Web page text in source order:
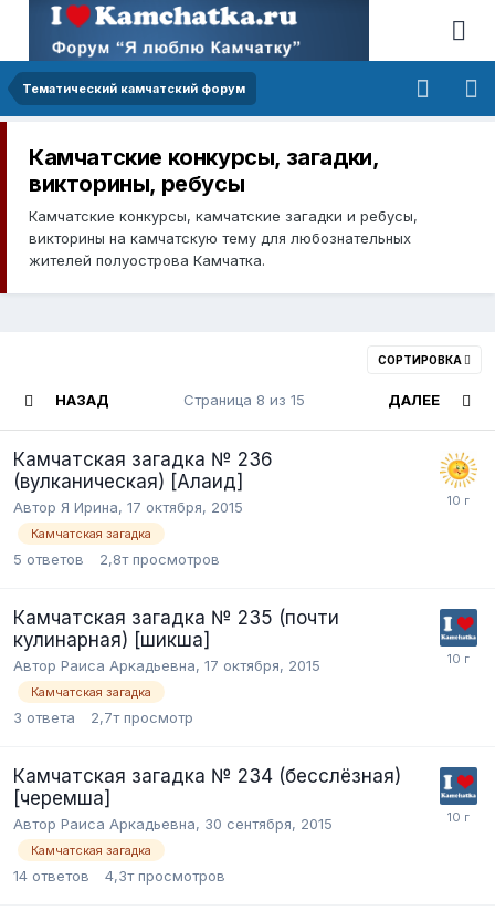
Тематический камчатский форум
Камчатские конкурсы, загадки,
викторины, ребусы
Камчатские конкурсы, камчатские загадки и ребусы,
викторины на камчатскую тему для любознательных
жителей полуострова Камчатка.
СОРТИРОВКА
НАЗАД ДАЛЕЕ
Страница 8 из 15
Камчатская загадка № 236
(вулканическая) [Алаид]
Автор Я Ирина, 17 октября, 2015
Камчатская загадка
5 ответов 2,8т просмотров
Камчатская загадка № 235 (почти
кулинарная) [шикша]
Автор Раиса Аркадьевна, 17 октября, 2015
Камчатская загадка
3 ответа 2,7т просмотр
Камчатская загадка № 234 (бесслёзная)
[черемша]
Автор Раиса Аркадьевна, 30 сентября, 2015
Камчатская загадка
14 ответов 4,3т просмотров